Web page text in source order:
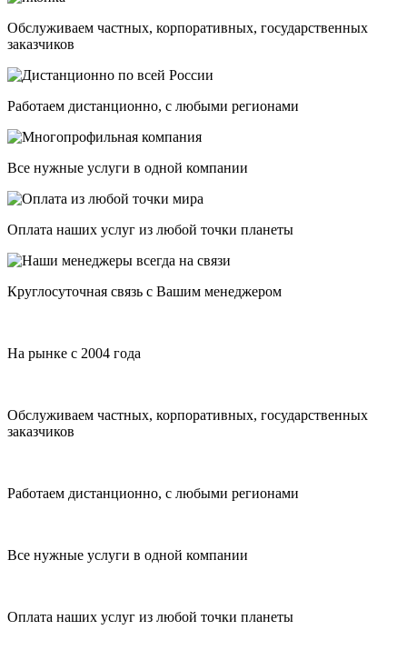
Обслуживаем частных, корпоративных, государственных
заказчиков
Работаем дистанционно, с любыми регионами
Все нужные услуги в одной компании
Оплата наших услуг из любой точки планеты
Круглосуточная связь с Вашим менеджером
На рынке с 2004 года
Обслуживаем частных, корпоративных, государственных
заказчиков
Работаем дистанционно, с любыми регионами
Все нужные услуги в одной компании
Оплата наших услуг из любой точки планеты